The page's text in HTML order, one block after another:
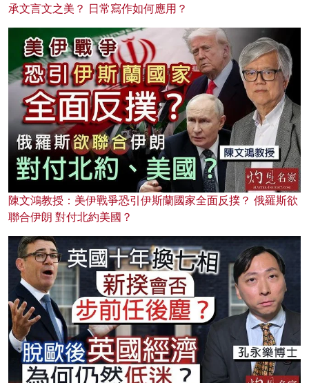
承文言文之美？ 日常寫作如何應用？
陳文鴻教授：美伊戰爭恐引伊斯蘭國家全面反撲？ 俄羅斯欲
聯合伊朗 對付北約美國？